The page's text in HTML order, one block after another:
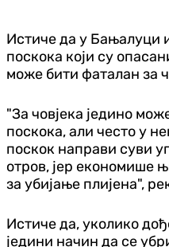
Истиче да у Бањалуци
поскока који су
може бити фаталан за
"За човјека једино
поскока, али често у
поскок направи суви
отров, јер економише
за убијање плијена",
Истиче да, уколико
једини начин да се